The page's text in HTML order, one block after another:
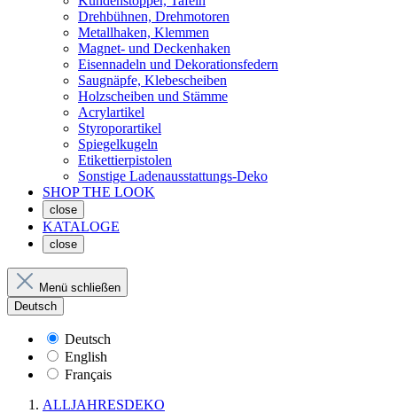
Drehbühnen, Drehmotoren
Metallhaken, Klemmen
Magnet- und Deckenhaken
Eisennadeln und Dekorationsfedern
Saugnäpfe, Klebescheiben
Holzscheiben und Stämme
Acrylartikel
Styroporartikel
Spiegelkugeln
Etikettierpistolen
Sonstige Ladenausstattungs-Deko
SHOP THE LOOK
close
KATALOGE
close
Menü schließen
Deutsch
Deutsch
English
Français
ALLJAHRESDEKO